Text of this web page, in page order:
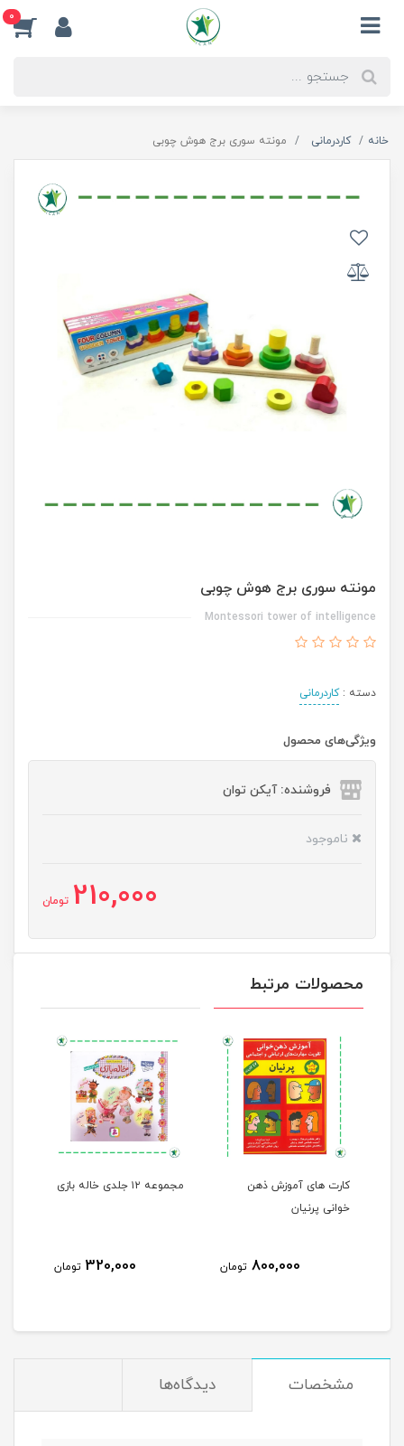
0
خانه کاردرمانی مونته سوری برج هوش چوبی
مونته سوری برج هوش چوبی
Montessori tower of intelligence
دسته :کاردرمانی
ویژگی‌های محصول
فروشنده: آیکن توان
ناموجود
210,000 تومان
محصولات مرتبط
کارت های آموزش ذهن
خوانی پرنیان
800,000 تومان
مجموعه ۱۲ جلدی خاله بازی
320,000 تومان
مشخصات دیدگاه‌ها